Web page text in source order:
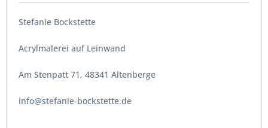
Stefanie Bockstette
Acrylmalerei auf Leinwand
Am Stenpatt 71, 48341 Altenberge
info@stefanie-bockstette.de